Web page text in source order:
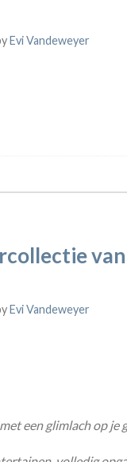
Evi Vandeweyer
Evi Vandeweyer
een glimlach op je